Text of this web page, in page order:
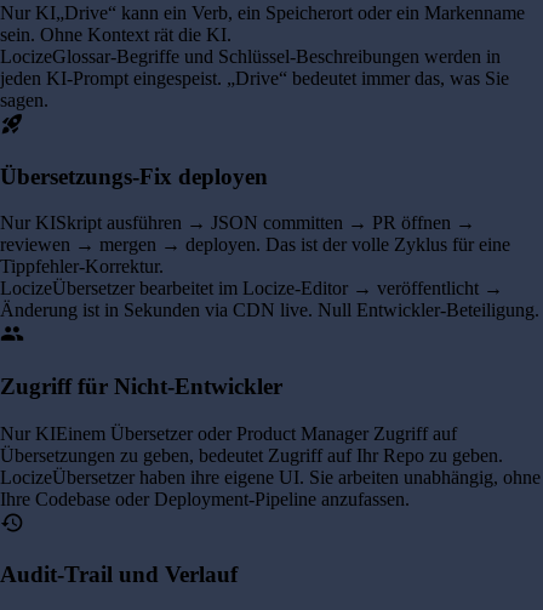
Nur KI„Drive“ kann ein Verb, ein Speicherort oder ein Markenname
sein. Ohne Kontext rät die KI.
LocizeGlossar-Begriffe und Schlüssel-Beschreibungen werden in
jeden KI-Prompt eingespeist. „Drive“ bedeutet immer das, was Sie
sagen.
rocket_launch
Übersetzungs-Fix deployen
Nur KISkript ausführen → JSON committen → PR öffnen →
reviewen → mergen → deployen. Das ist der volle Zyklus für eine
Tippfehler-Korrektur.
LocizeÜbersetzer bearbeitet im Locize-Editor → veröffentlicht →
Änderung ist in Sekunden via CDN live. Null Entwickler-Beteiligung.
group
Zugriff für Nicht-Entwickler
Nur KIEinem Übersetzer oder Product Manager Zugriff auf
Übersetzungen zu geben, bedeutet Zugriff auf Ihr Repo zu geben.
LocizeÜbersetzer haben ihre eigene UI. Sie arbeiten unabhängig, ohne
Ihre Codebase oder Deployment-Pipeline anzufassen.
history
Audit-Trail und Verlauf